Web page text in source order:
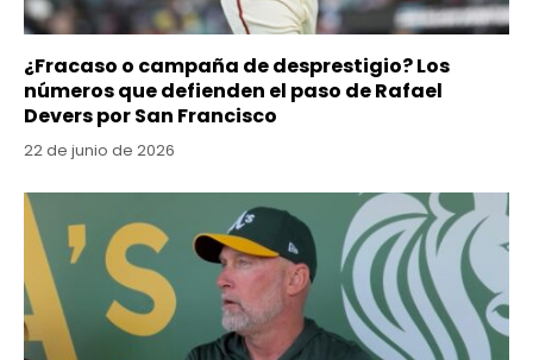
¿Fracaso o campaña de desprestigio? Los
números que defienden el paso de Rafael
Devers por San Francisco
22 de junio de 2026